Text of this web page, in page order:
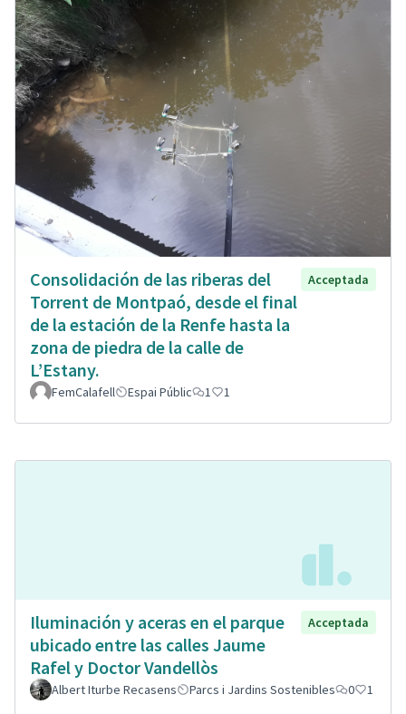
Consolidación de las riberas del
Torrent de Montpaó, desde el final
de la estación de la Renfe hasta la
zona de piedra de la calle de
L’Estany.
Acceptada
FemCalafell Espai Públic 1 1
Iluminación y aceras en el parque
ubicado entre las calles Jaume
Rafel y Doctor Vandellòs
Acceptada
Albert Iturbe Recasens Parcs i Jardins Sostenibles 0 1